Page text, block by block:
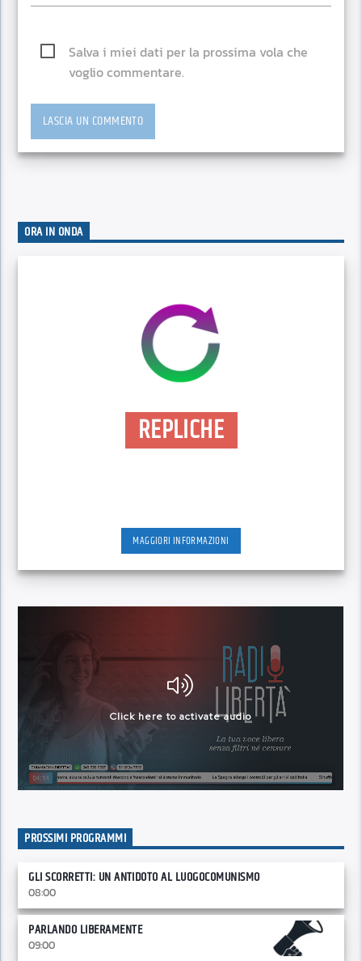
Salva i miei dati per la prossima vola che
voglio commentare.
ORA IN ONDA
REPLICHE
MAGGIORI INFORMAZIONI
PROSSIMI PROGRAMMI
GLI SCORRETTI: UN ANTIDOTO AL LUOGOCOMUNISMO
08:00
PARLANDO LIBERAMENTE
09:00